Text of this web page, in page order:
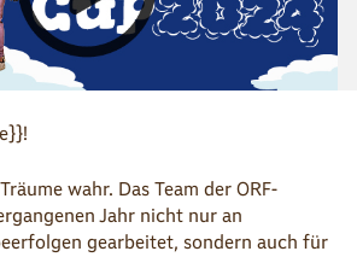
wahr. Das Team der ORF-
Jahr nicht nur an
gearbeitet, sondern auch für